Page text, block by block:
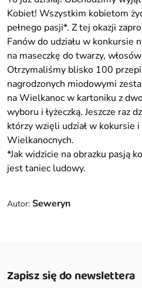
Kobiet! Wszystkim kobietom
pełnego pasji*. Z tej okazji
Fanów do udziału w konkursie
na maseczkę do twarzy,
Otrzymaliśmy blisko 100
nagrodzonych miodowymi
na Wielkanoc w kartoniku z
wyboru i łyżeczką. Jeszcze raz
którzy wzięli udział w kokursie
Wielkanocnych.
*Jak widzicie na obrazku pasją
jest taniec ludowy.
Autor: Seweryn
Zapisz się do newslettera